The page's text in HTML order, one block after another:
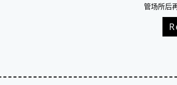
管场所后